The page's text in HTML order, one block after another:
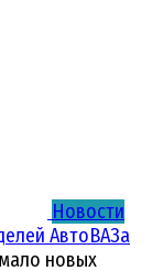
Новости
АвтоВАЗа
новых